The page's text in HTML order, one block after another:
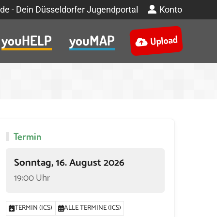
- Dein Düsseldorfer Jugendportal Konto
youHELP youMAP Upload
Termin
Sonntag, 16. August 2026
19:00 Uhr
TERMIN (ICS) ALLE TERMINE (ICS)